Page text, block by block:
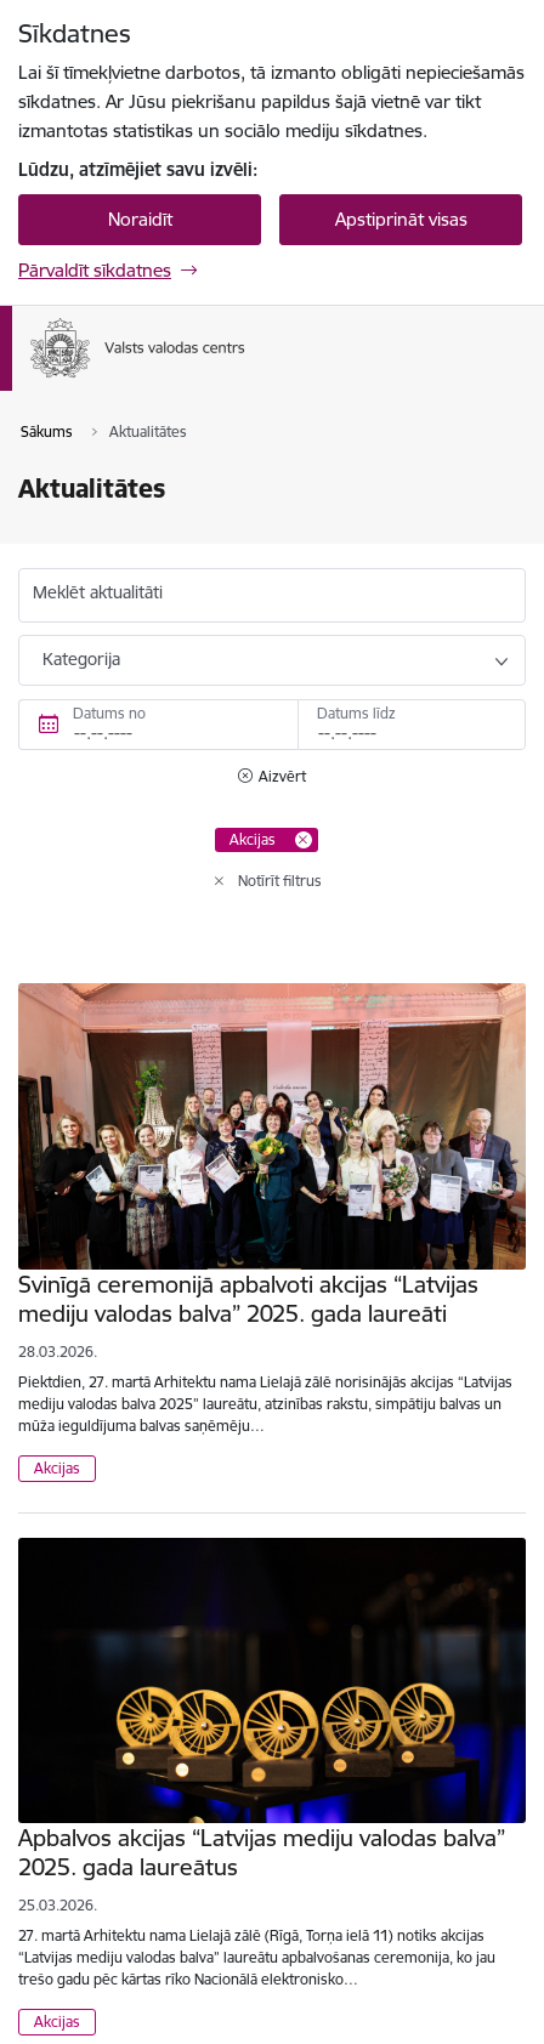
Sīkdatnes
Lai šī tīmekļvietne darbotos, tā izmanto obligāti nepieciešamās
sīkdatnes. Ar Jūsu piekrišanu papildus šajā vietnē var tikt
izmantotas statistikas un sociālo mediju sīkdatnes.
Lūdzu, atzīmējiet savu izvēli:
Noraidīt Apstiprināt visas
Pārvaldīt sīkdatnes
Sākums Aktualitātes
Aktualitātes
Meklēt aktualitāti
Kategorija
Datums no Datums līdz
Aizvērt
Akcijas
Notīrīt filtrus
Svinīgā ceremonijā apbalvoti akcijas “Latvijas
mediju valodas balva” 2025. gada laureāti
28.03.2026.
Piektdien, 27. martā Arhitektu nama Lielajā zālē norisinājās akcijas “Latvijas
mediju valodas balva 2025” laureātu, atzinības rakstu, simpātiju balvas un
mūža ieguldījuma balvas saņēmēju…
Akcijas
Apbalvos akcijas “Latvijas mediju valodas balva”
2025. gada laureātus
25.03.2026.
27. martā Arhitektu nama Lielajā zālē (Rīgā, Torņa ielā 11) notiks akcijas
“Latvijas mediju valodas balva” laureātu apbalvošanas ceremonija, ko jau
trešo gadu pēc kārtas rīko Nacionālā elektronisko…
Akcijas